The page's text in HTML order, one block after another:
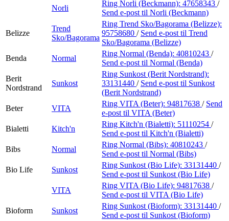
Norli
Ring Norli (Beckmann): 47658343 /
Send e-post til Norli (Beckmann)
Belizze
Trend
Sko/Bagorama
Ring Trend Sko/Bagorama (Belizze):
95758680 / Send e-post til Trend
Sko/Bagorama (Belizze)
Benda
Normal
Ring Normal (Benda): 40810243 /
Send e-post til Normal (Benda)
Berit
Nordstrand
Sunkost
Ring Sunkost (Berit Nordstrand):
33131440 / Send e-post til Sunkost
(Berit Nordstrand)
Beter
VITA
Ring VITA (Beter): 94817638 / Send
e-post til VITA (Beter)
Bialetti
Kitch'n
Ring Kitch'n (Bialetti): 51110254 /
Send e-post til Kitch'n (Bialetti)
Bibs
Normal
Ring Normal (Bibs): 40810243 /
Send e-post til Normal (Bibs)
Bio Life
Sunkost
Ring Sunkost (Bio Life): 33131440 /
Send e-post til Sunkost (Bio Life)
VITA
Ring VITA (Bio Life): 94817638 /
Send e-post til VITA (Bio Life)
Bioform
Sunkost
Ring Sunkost (Bioform): 33131440 /
Send e-post til Sunkost (Bioform)